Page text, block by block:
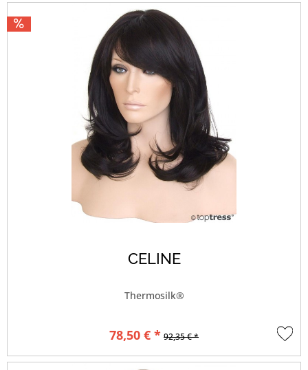
CELINE
Thermosilk®
78,50 € * 92,35 € *